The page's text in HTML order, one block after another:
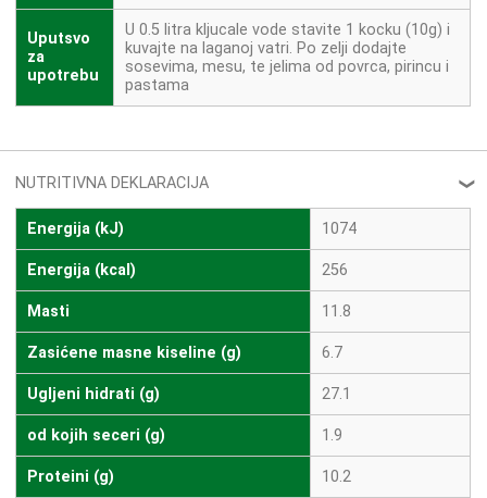
Uputsvo
za
upotrebu
U 0.5 litra kljucale vode stavite 1 kocku (10g) i
kuvajte na laganoj vatri. Po zelji dodajte
sosevima, mesu, te jelima od povrca, pirincu i
pastama
NUTRITIVNA DEKLARACIJA ❮
Energija (kJ) 1074
Energija (kcal) 256
Masti 11.8
Zasićene masne kiseline (g) 6.7
Ugljeni hidrati (g) 27.1
od kojih seceri (g) 1.9
Proteini (g) 10.2